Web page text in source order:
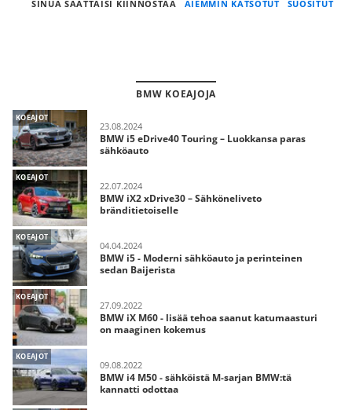
SINUA SAATTAISI KIINNOSTAA AIEMMIN KATSOTUT SUOSITUT
BMW KOEAJOJA
KOEAJOT
23.08.2024
BMW i5 eDrive40 Touring – Luokkansa paras
sähköauto
KOEAJOT
22.07.2024
BMW iX2 xDrive30 – Sähköneliveto
bränditietoiselle
KOEAJOT
04.04.2024
BMW i5 - Moderni sähköauto ja perinteinen
sedan Baijerista
KOEAJOT
27.09.2022
BMW iX M60 - lisää tehoa saanut katumaasturi
on maaginen kokemus
KOEAJOT
09.08.2022
BMW i4 M50 - sähköistä M-sarjan BMW:tä
kannatti odottaa